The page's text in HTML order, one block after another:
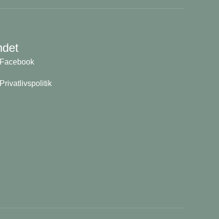
Facebook
Privatlivspolitik